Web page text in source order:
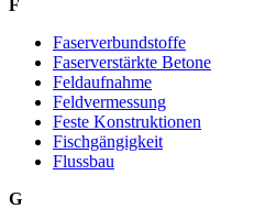
F
Faserverbundstoffe
Faserverstärkte Betone
Feldaufnahme
Feldvermessung
Feste Konstruktionen
Fischgängigkeit
Flussbau
G